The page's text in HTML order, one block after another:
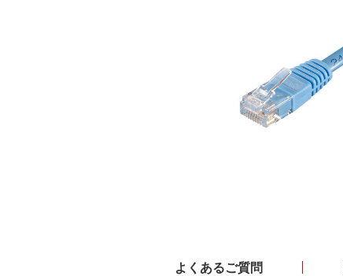
よくあるご質問